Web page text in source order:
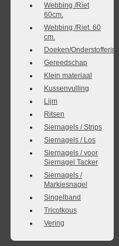
Webbing /Riet
60cm.
Webbing /Riet. 60
cm.
Doeken/Onderstoffering
Gereedschap
Klein materiaal
Kussenvulling
Lijm
Ritsen
Siernagels / Strips
Siernagels / Los
Siernagels / voor
Siernagel Tacker
Siernagels /
Markiesnagel
Singelband
Tricotkous
Vering